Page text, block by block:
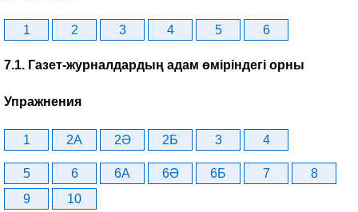
1 2 3 4 5 6
7.1. Газет-журналдардың адам өміріндегі орны
Упражнения
1 2A 2Ә 2Б 3 4
5 6 6A 6Ә 6Б 7
8
9
10